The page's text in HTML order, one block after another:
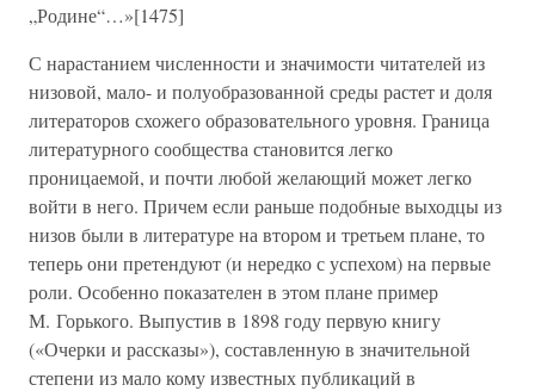
„Родине“…»[1475]
С нарастанием численности и значимости читателей из
низовой, мало- и полуобразованной среды растет и доля
литераторов схожего образовательного уровня. Граница
литературного сообщества становится легко
проницаемой, и почти любой желающий может легко
войти в него. Причем если раньше подобные выходцы из
низов были в литературе на втором и третьем плане, то
теперь они претендуют (и нередко с успехом) на первые
роли. Особенно показателен в этом плане пример
М. Горького. Выпустив в 1898 году первую книгу
(«Очерки и рассказы»), составленную в значительной
степени из мало кому известных публикаций в